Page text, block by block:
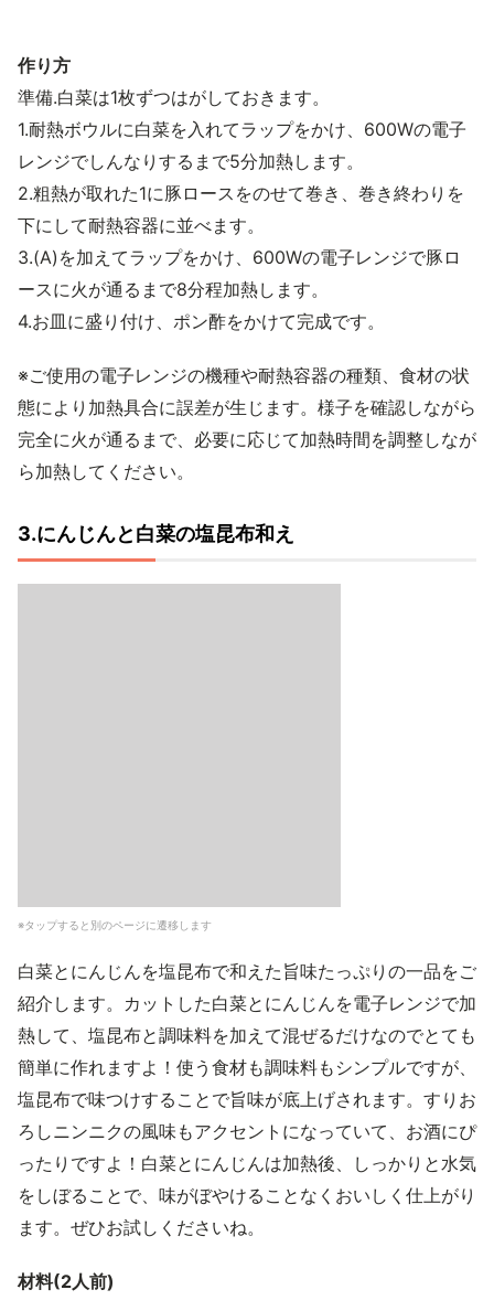
作り方
準備.白菜は1枚ずつはがしておきます。
1.耐熱ボウルに白菜を入れてラップをかけ、600Wの電子
レンジでしんなりするまで5分加熱します。
2.粗熱が取れた1に豚ロースをのせて巻き、巻き終わりを
下にして耐熱容器に並べます。
3.(A)を加えてラップをかけ、600Wの電子レンジで豚ロ
ースに火が通るまで8分程加熱します。
4.お皿に盛り付け、ポン酢をかけて完成です。
※ご使用の電子レンジの機種や耐熱容器の種類、食材の状
態により加熱具合に誤差が生じます。様子を確認しながら
完全に火が通るまで、必要に応じて加熱時間を調整しなが
ら加熱してください。
3.にんじんと白菜の塩昆布和え
※タップすると別のページに遷移します
白菜とにんじんを塩昆布で和えた旨味たっぷりの一品をご
紹介します。カットした白菜とにんじんを電子レンジで加
熱して、塩昆布と調味料を加えて混ぜるだけなのでとても
簡単に作れますよ！使う食材も調味料もシンプルですが、
塩昆布で味つけすることで旨味が底上げされます。すりお
ろしニンニクの風味もアクセントになっていて、お酒にぴ
ったりですよ！白菜とにんじんは加熱後、しっかりと水気
をしぼることで、味がぼやけることなくおいしく仕上がり
ます。ぜひお試しくださいね。
材料(2人前)